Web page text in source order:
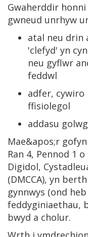
Gwaherddir
gwneud unrhyw
atal neu drin
'clefyd' yn
neu gyflwr
feddwl
adfer, cywiro
ffisiolegol
addasu
Mae&apos;r
Ran 4, Pennod 1
Digidol,
(DMCCA), yn
gynnwys (ond
feddyginiaethau,
bwyd a cholur.